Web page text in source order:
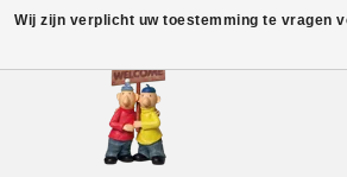
Wij zijn verplicht uw toestemming te vragen